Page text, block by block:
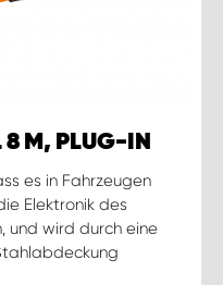
8 M, PLUG-IN
es in Fahrzeugen
Elektronik des
und wird durch eine